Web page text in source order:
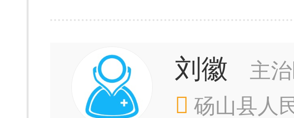
刘徽
主
砀山县人